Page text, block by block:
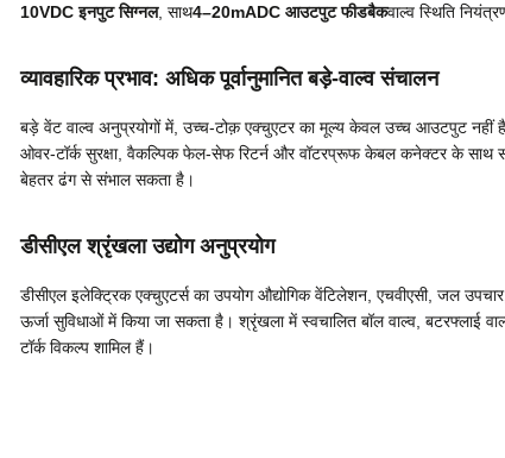
10VDC इनपुट सिग्नल, साथ4–20mADC आउटपुट फीडबैकवाल्व स्थिति
व्यावहारिक प्रभाव: अधिक पूर्वानुमानित बड़े-वाल्व संचालन
बड़े वेंट वाल्व अनुप्रयोगों में, उच्च-टोक़ एक्चुएटर का मूल्य केवल उच्च आउटपुट नहीं
ओवर-टॉर्क सुरक्षा, वैकल्पिक फेल-सेफ रिटर्न और वॉटरप्रूफ केबल कनेक्टर के साथ
बेहतर ढंग से संभाल सकता है।
डीसीएल श्रृंखला उद्योग अनुप्रयोग
डीसीएल इलेक्ट्रिक एक्चुएटर्स का उपयोग औद्योगिक वेंटिलेशन, एचवीएसी, जल
ऊर्जा सुविधाओं में किया जा सकता है। श्रृंखला में स्वचालित बॉल वाल्व,
टॉर्क विकल्प शामिल हैं।